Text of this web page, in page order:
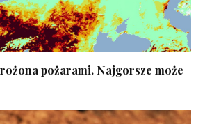
pożarami. Najgorsze może